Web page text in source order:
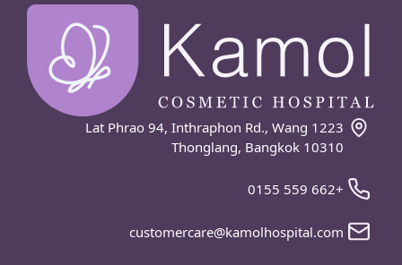
1223 Lat Phrao 94, Inthraphon Rd., Wang
Thonglang, Bangkok 10310
+662 559 0155
customercare@kamolhospital.com